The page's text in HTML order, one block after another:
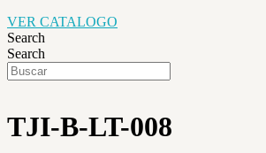
VER CATALOGO
Search
Search
TJI-B-LT-008